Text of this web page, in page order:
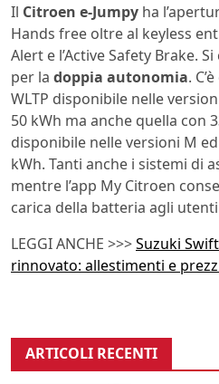
Il Citroen e-Jumpy ha
Hands free oltre al keyless
Alert e l’Active Safety Brake.
per la doppia autonomia.
WLTP disponibile nelle
50 kWh ma anche quella con
disponibile nelle versioni M
kWh. Tanti anche i sistemi di
mentre l’app My Citroen
carica della batteria agli
LEGGI ANCHE >>>Suzuki
rinnovato: allestimenti e
ARTICOLI RECENTI